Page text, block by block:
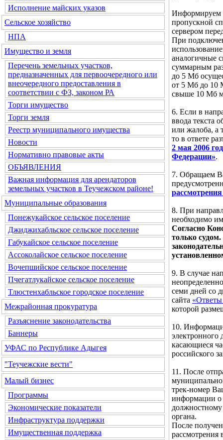
Исполнение майских указов
Сельское хозяйство
НПА
Имущество и земля
Перечень земельных участков,
предназначенных для первоочередного или
внеочередного предоставления в
соответствии с ФЗ, законом РА
Торги имущество
Торги земля
Реестр муниципального имущества
Новости
Нормативно правовые акты
ОБЪЯВЛЕНИЯ
Важная информация для арендаторов
земельных участков в Теучежском районе!
Муниципальные образования
Понежукайское сельское поселение
Джиджихабльское сельское поселение
Габукайское сельское поселение
Ассоколайское сельское поселение
Вочепшийское сельское поселение
Пчегатлукайское сельское поселение
Тлюстенхабльское городское поселение
Межрайонная прокуратура
Разъяснение законодательства
Баннеры
УФАС по Республике Адыгея
"Теучежские вести"
Малый бизнес
Программы
Экономические показатели
Инфраструктура поддержки
Имущественная поддержка
Информируем
пропускной
сервером
При
аналогичные
суммарным
до 5 Мб
от 5 Мб до 10
свыше 10 Мб
6. Если в
ввода текста
или жалоба, а
то в ответе
2 мая 2006
Федерации».
7. Обращаем
8. При
необходимо
Согласно
только
9. В случае
семи дней со
сайта «Ответы
которой
10.
электронного
касающиеся
российского
11. После
трек-номер
информации о
должностному
органа.
После
рассмотрения